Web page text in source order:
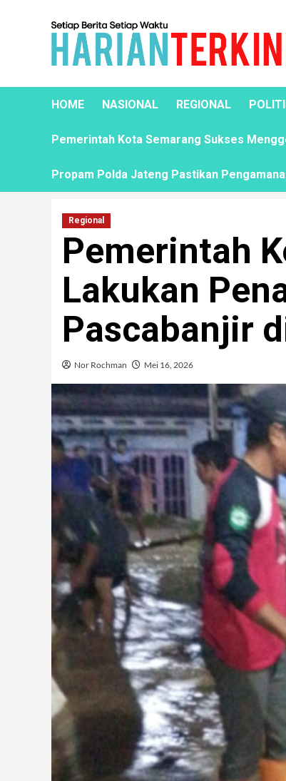
HOME NASIONAL REGIONAL
Pemerintah Kota Semarang Sukses
Propam Polda Jateng Pastikan
Regional
Pemerintah
Lakukan
Pascabanjir
Nor Rochman Mei 16, 2026